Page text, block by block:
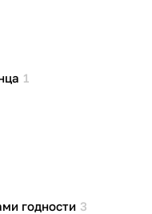
1
годности 3